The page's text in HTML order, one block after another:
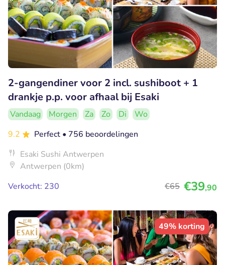
2-gangendiner voor 2 incl. sushiboot + 1
drankje p.p. voor afhaal bij Esaki
Vandaag Morgen Za Zo Di
Wo
9.2
Perfect • 756 beoordelingen
Esaki Sushi Antwerpen
Antwerpen (0km)
Verkocht: 230
€65 €39,90
49% korting